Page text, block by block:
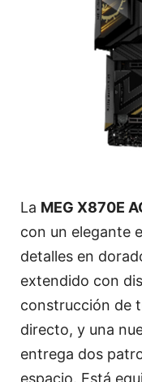
La MEG X870E
con un elegante
detalles en
extendido con
construcción de
directo, y una
entrega dos
espacio. Está